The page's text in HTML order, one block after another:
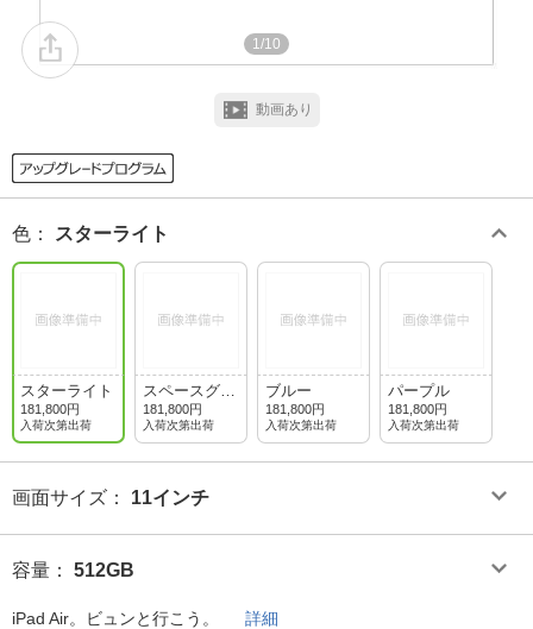
1/10
動画あり
色 ： スターライト
スターライト
181,800円
入荷次第出荷
スペースグレ
イ
181,800円
入荷次第出荷
ブルー
181,800円
入荷次第出荷
パープル
181,800円
入荷次第出荷
画面サイズ ： 11インチ
容量 ： 512GB
iPad Air。ビュンと行こう。 詳細